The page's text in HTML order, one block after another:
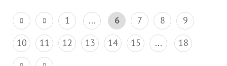
1 ... 6 7 8
9
10
11 12 13 14 15 ... 18